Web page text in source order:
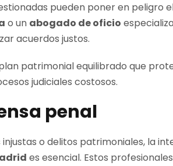
pueden poner en peligro
o un abogado de oficio
acuerdos justos.
patrimonial equilibrado que
judiciales costosos.
penal
o delitos patrimoniales, la
es esencial. Estos